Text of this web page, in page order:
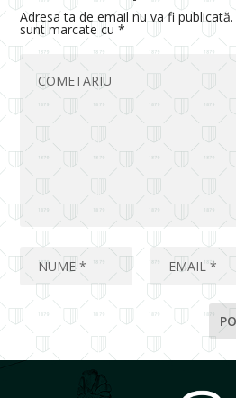
Adresa ta de email nu va fi publicată.
sunt marcate cu*